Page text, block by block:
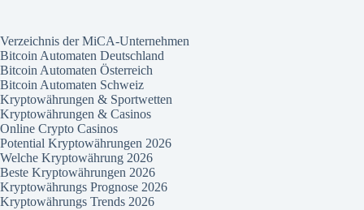
Verzeichnis der MiCA-Unternehmen
Bitcoin Automaten Deutschland
Bitcoin Automaten Österreich
Bitcoin Automaten Schweiz
Kryptowährungen & Sportwetten
Kryptowährungen & Casinos
Online Crypto Casinos
Potential Kryptowährungen 2026
Welche Kryptowährung 2026
Beste Kryptowährungen 2026
Kryptowährungs Prognose 2026
Kryptowährungs Trends 2026